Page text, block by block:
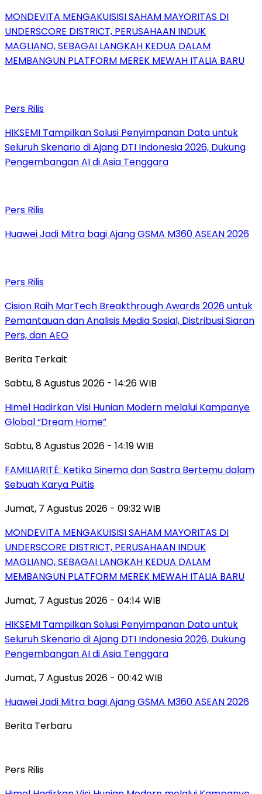
MONDEVITA MENGAKUISISI SAHAM MAYORITAS DI
UNDERSCORE DISTRICT, PERUSAHAAN INDUK
MAGLIANO, SEBAGAI LANGKAH KEDUA DALAM
MEMBANGUN PLATFORM MEREK MEWAH ITALIA BARU
Pers Rilis
HIKSEMI Tampilkan Solusi Penyimpanan Data untuk
Seluruh Skenario di Ajang DTI Indonesia 2026, Dukung
Pengembangan AI di Asia Tenggara
Pers Rilis
Huawei Jadi Mitra bagi Ajang GSMA M360 ASEAN 2026
Pers Rilis
Cision Raih MarTech Breakthrough Awards 2026 untuk
Pemantauan dan Analisis Media Sosial, Distribusi Siaran
Pers, dan AEO
Berita Terkait
Sabtu, 8 Agustus 2026 - 14:26 WIB
Himel Hadirkan Visi Hunian Modern melalui Kampanye
Global “Dream Home”
Sabtu, 8 Agustus 2026 - 14:19 WIB
FAMILIARITÉ: Ketika Sinema dan Sastra Bertemu dalam
Sebuah Karya Puitis
Jumat, 7 Agustus 2026 - 09:32 WIB
MONDEVITA MENGAKUISISI SAHAM MAYORITAS DI
UNDERSCORE DISTRICT, PERUSAHAAN INDUK
MAGLIANO, SEBAGAI LANGKAH KEDUA DALAM
MEMBANGUN PLATFORM MEREK MEWAH ITALIA BARU
Jumat, 7 Agustus 2026 - 04:14 WIB
HIKSEMI Tampilkan Solusi Penyimpanan Data untuk
Seluruh Skenario di Ajang DTI Indonesia 2026, Dukung
Pengembangan AI di Asia Tenggara
Jumat, 7 Agustus 2026 - 00:42 WIB
Huawei Jadi Mitra bagi Ajang GSMA M360 ASEAN 2026
Berita Terbaru
Pers Rilis